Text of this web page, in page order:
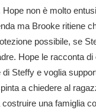
non è molto
ma Brooke ritiene
possibile, se
Hope le racconta di
Steffy e voglia
a chiedere al
una famiglia